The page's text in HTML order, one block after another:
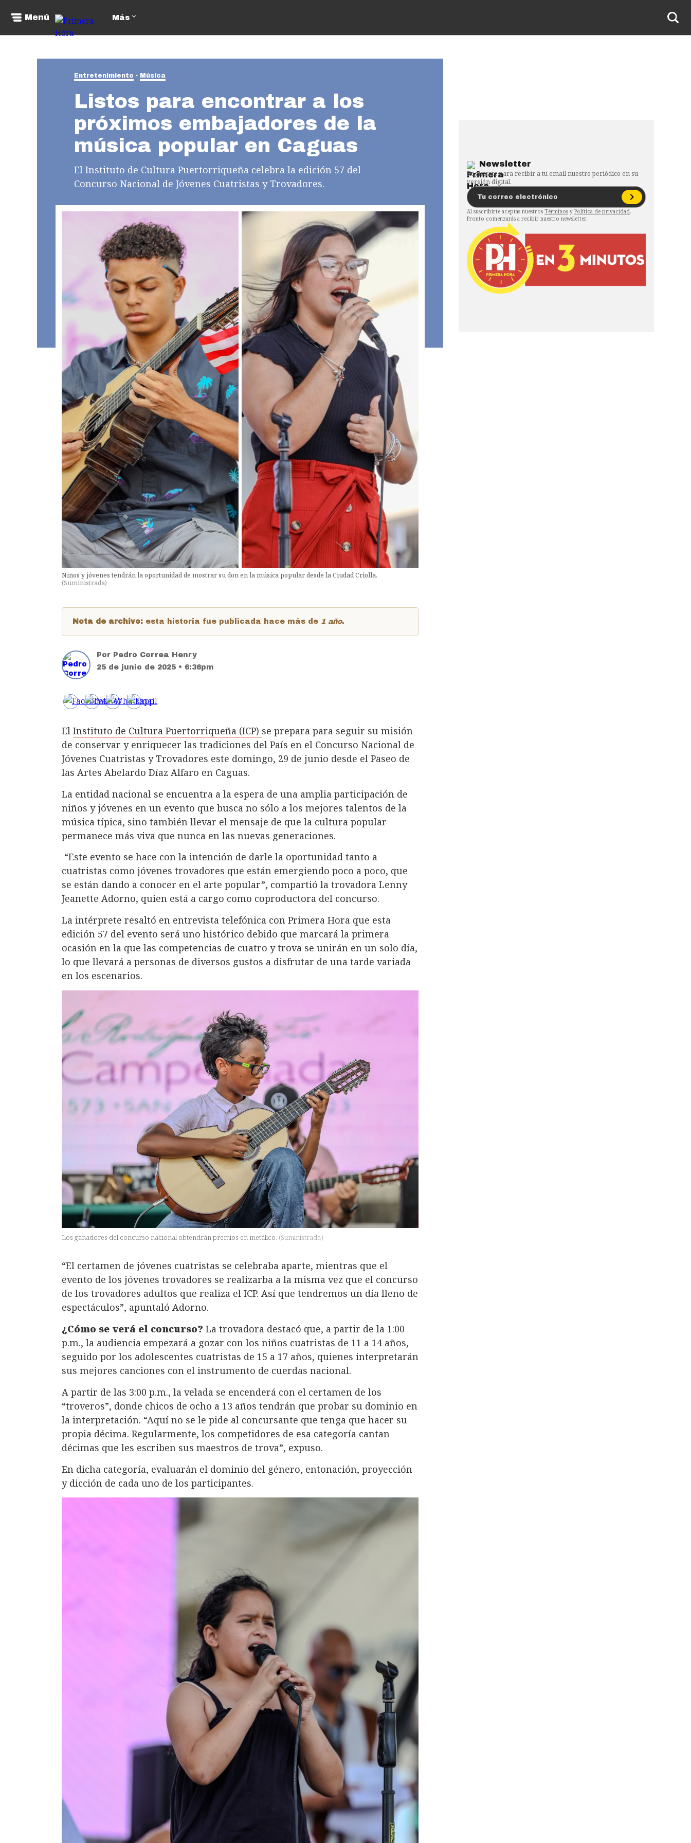
Menú Más
Entretenimiento Música
Listos para encontrar a los
próximos embajadores de la
música popular en Caguas
El Instituto de Cultura Puertorriqueña celebra la edición 57 del
Concurso Nacional de Jóvenes Cuatristas y Trovadores.
Niños y jóvenes tendrán la oportunidad de mostrar su don en la música popular desde la Ciudad Criolla.
(Suministrada)
Nota de archivo: esta historia fue publicada hace más de 1 año.
Por Pedro Correa Henry
25 de junio de 2025 • 6:36pm
El Instituto de Cultura Puertorriqueña (ICP) se prepara para seguir su misión
de conservar y enriquecer las tradiciones del País en el Concurso Nacional de
Jóvenes Cuatristas y Trovadores este domingo, 29 de junio desde el Paseo de
las Artes Abelardo Díaz Alfaro en Caguas.
La entidad nacional se encuentra a la espera de una amplia participación de
niños y jóvenes en un evento que busca no sólo a los mejores talentos de la
música típica, sino también llevar el mensaje de que la cultura popular
permanece más viva que nunca en las nuevas generaciones.
“Este evento se hace con la intención de darle la oportunidad tanto a
cuatristas como jóvenes trovadores que están emergiendo poco a poco, que
se están dando a conocer en el arte popular”, compartió la trovadora Lenny
Jeanette Adorno, quien está a cargo como coproductora del concurso.
La intérprete resaltó en entrevista telefónica con Primera Hora que esta
edición 57 del evento será uno histórico debido que marcará la primera
ocasión en la que las competencias de cuatro y trova se unirán en un solo día,
lo que llevará a personas de diversos gustos a disfrutar de una tarde variada
en los escenarios.
Los ganadores del concurso nacional obtendrán premios en metálico. (Suministrada)
“El certamen de jóvenes cuatristas se celebraba aparte, mientras que el
evento de los jóvenes trovadores se realizarba a la misma vez que el concurso
de los trovadores adultos que realiza el ICP. Así que tendremos un día lleno de
espectáculos”, apuntaló Adorno.
¿Cómo se verá el concurso? La trovadora destacó que, a partir de la 1:00
p.m., la audiencia empezará a gozar con los niños cuatristas de 11 a 14 años,
seguido por los adolescentes cuatristas de 15 a 17 años, quienes interpretarán
sus mejores canciones con el instrumento de cuerdas nacional.
A partir de las 3:00 p.m., la velada se encenderá con el certamen de los
“troveros”, donde chicos de ocho a 13 años tendrán que probar su dominio en
la interpretación. “Aquí no se le pide al concursante que tenga que hacer su
propia décima. Regularmente, los competidores de esa categoría cantan
décimas que les escriben sus maestros de trova”, expuso.
En dicha categoría, evaluarán el dominio del género, entonación, proyección
y dicción de cada uno de los participantes.
Newsletter
Regístrate para recibir a tu email nuestro periódico en su
versión digital.
Al suscribirte aceptas nuestros Términos y Política de privacidad.
Pronto comenzarás a recibir nuestro newsletter.